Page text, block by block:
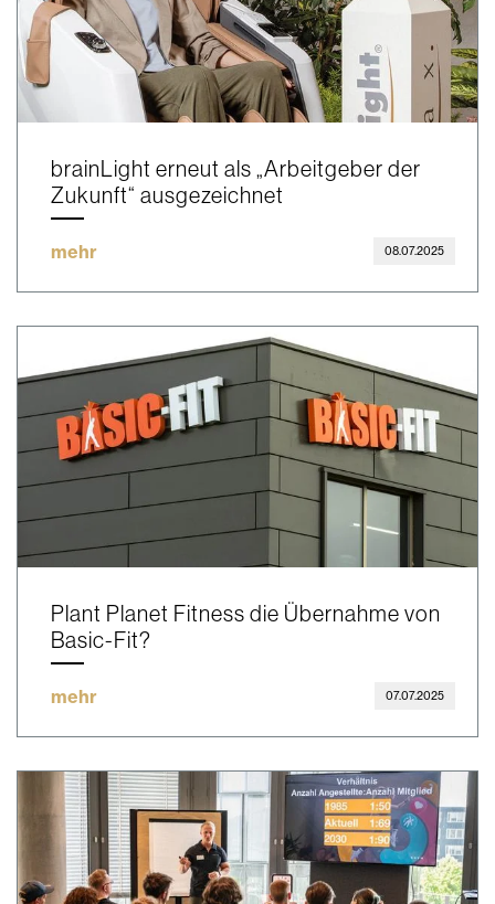
brainLight erneut als „Arbeitgeber der
Zukunft“ ausgezeichnet
mehr 08.07.2025
Plant Planet Fitness die Übernahme von
Basic-Fit?
mehr 07.07.2025